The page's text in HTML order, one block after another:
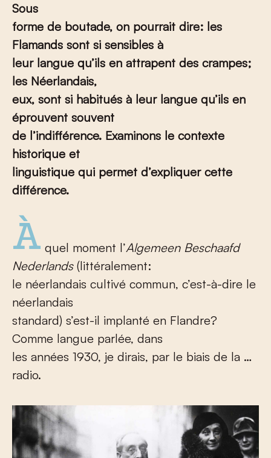
Sous
forme de boutade, on pourrait dire: les
Flamands sont si sensibles à
leur langue qu’ils en attrapent des crampes;
les Néerlandais,
eux, sont si habitués à leur langue qu’ils en
éprouvent souvent
de l’indifférence. Examinons le contexte
historique et
linguistique qui permet d’expliquer cette
différence.
À quel moment l’Algemeen Beschaafd
Nederlands(littéralement:
le néerlandais cultivé commun, c’est-à-dire le
néerlandais
standard) s’est-il implanté en Flandre?
Comme langue parlée, dans
les années 1930, je dirais, par le biais de la …
radio.